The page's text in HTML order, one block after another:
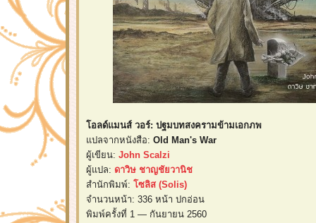
อลด์แมนส์ วอร์: ปฐมบทสงครามข้ามเอกภพ
ปลจากหนังสือ: Old Man's War
ผู้เขียน: John Scalzi
ผู้แปล: ดาวิษ ชาญชัยวานิช
สำนักพิมพ์: ซลิส (Solis)
จำนวนหน้า: 336 หน้า ปกอ่อน
พิมพ์ครั้งที่ 1 — กันยายน 2560